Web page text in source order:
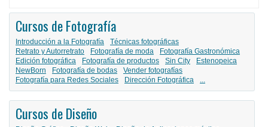
Cursos de Fotografía
Introducción a la Fotografía
Técnicas fotográficas
Retrato y Autorretrato
Fotografía de moda
Fotografía Gastronómica
Edición fotográfica
Fotografía de productos Sin City
Estenopeica
NewBorn
Fotografía de bodas
Vender fotografías
Fotografía para Redes Sociales
Dirección Fotográfica ...
Cursos de Diseño